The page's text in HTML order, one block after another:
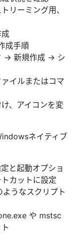
リーミング用、
成手順
→ 新規作成 → シ
イルまたはコマ
、アイコンを変
ネイティブ
と起動オプショ
カットに設定
うなスクリプト
や mstsc